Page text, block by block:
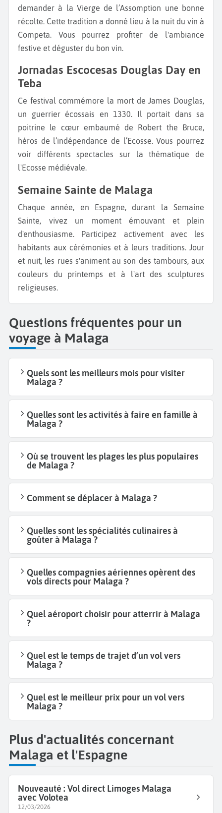
demander à la Vierge de l’Assomption une bonne
récolte. Cette tradition a donné lieu à la nuit du vin à
Competa. Vous pourrez profiter de l'ambiance
festive et déguster du bon vin.
Jornadas Escocesas Douglas Day en
Teba
Ce festival commémore la mort de James Douglas,
un guerrier écossais en 1330. Il portait dans sa
poitrine le cœur embaumé de Robert the Bruce,
héros de l’indépendance de l’Ecosse. Vous pourrez
voir différents spectacles sur la thématique de
l'Ecosse médiévale.
Semaine Sainte de Malaga
Chaque année, en Espagne, durant la Semaine
Sainte, vivez un moment émouvant et plein
d'enthousiasme. Participez activement avec les
habitants aux cérémonies et à leurs traditions. Jour
et nuit, les rues s'animent au son des tambours, aux
couleurs du printemps et à l'art des sculptures
religieuses.
Questions fréquentes pour un
voyage à Malaga
Quels sont les meilleurs mois pour visiter
Malaga ?
Quelles sont les activités à faire en famille à
Malaga ?
Où se trouvent les plages les plus populaires
de Malaga ?
Comment se déplacer à Malaga ?
Quelles sont les spécialités culinaires à
goûter à Malaga ?
Quelles compagnies aériennes opèrent des
vols directs pour Malaga ?
Quel aéroport choisir pour atterrir à Malaga
?
Quel est le temps de trajet d’un vol vers
Malaga ?
Quel est le meilleur prix pour un vol vers
Malaga ?
Plus d'actualités concernant
Malaga et l'Espagne
Nouveauté : Vol direct Limoges Malaga
avec Volotea
12/03/2026